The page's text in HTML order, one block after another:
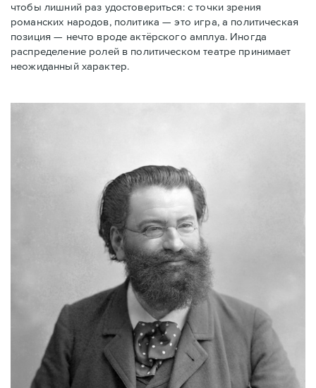
чтобы лишний раз удостовериться: с точки зрения
романских народов, политика — это игра, а политическая
позиция — нечто вроде актёрского амплуа. Иногда
распределение ролей в политическом театре принимает
неожиданный характер.